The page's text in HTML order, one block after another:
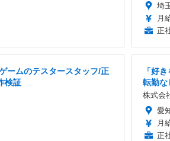
埼
月
正
ームのテスタースタッフ/正
検証
「好
転勤な
株式会
愛
月
正